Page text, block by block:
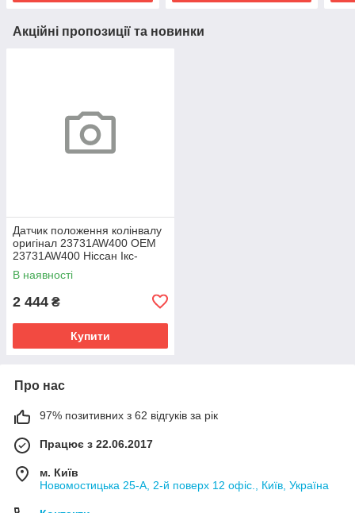
Акційні пропозиції та новинки
Датчик положення колінвалу
оригінал 23731AW400 OEM
23731AW400 Ніссан Ікс-
Трейл 2001-2013
В наявності
2 444 ₴
Купити
Про нас
97% позитивних з 62 відгуків за рік
Працює з 22.06.2017
м. Київ
Новомостицька 25-А, 2-й поверх 12 офіс., Київ, Україна